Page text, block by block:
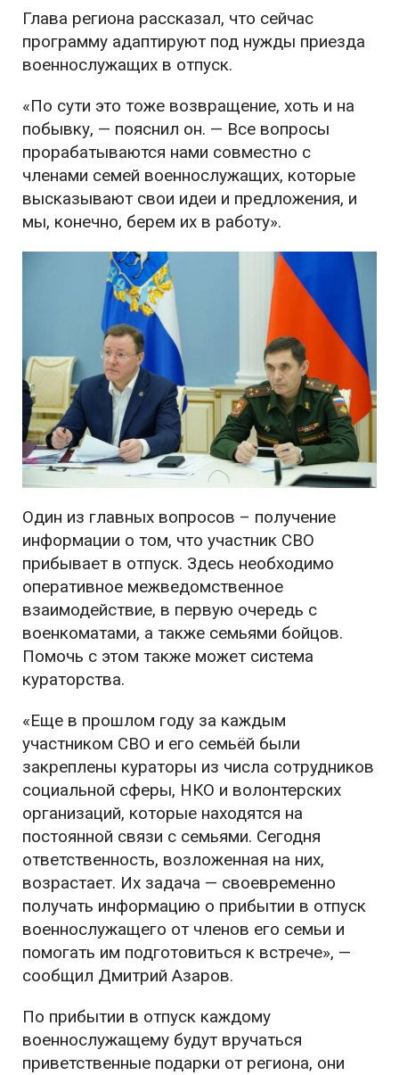
Глава региона рассказал, что сейчас
программу адаптируют под нужды приезда
военнослужащих в отпуск.
«По сути это тоже возвращение, хоть и на
побывку, — пояснил он. — Все вопросы
прорабатываются нами совместно с
членами семей военнослужащих, которые
высказывают свои идеи и предложения, и
мы, конечно, берем их в работу».
Один из главных вопросов – получение
информации о том, что участник СВО
прибывает в отпуск. Здесь необходимо
оперативное межведомственное
взаимодействие, в первую очередь с
военкоматами, а также семьями бойцов.
Помочь с этом также может система
кураторства.
«Еще в прошлом году за каждым
участником СВО и его семьёй были
закреплены кураторы из числа сотрудников
социальной сферы, НКО и волонтерских
организаций, которые находятся на
постоянной связи с семьями. Сегодня
ответственность, возложенная на них,
возрастает. Их задача — своевременно
получать информацию о прибытии в отпуск
военнослужащего от членов его семьи и
помогать им подготовиться к встрече», —
сообщил Дмитрий Азаров.
По прибытии в отпуск каждому
военнослужащему будут вручаться
приветственные подарки от региона, они